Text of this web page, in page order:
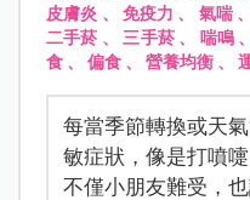
皮膚炎 、 免疫力 、 氣喘
二手菸 、 三手菸 、 喘鳴 、
食、 偏食、 營養均衡、
每當季節轉換或天
敏症狀，像是打噴
不僅小朋友難受，